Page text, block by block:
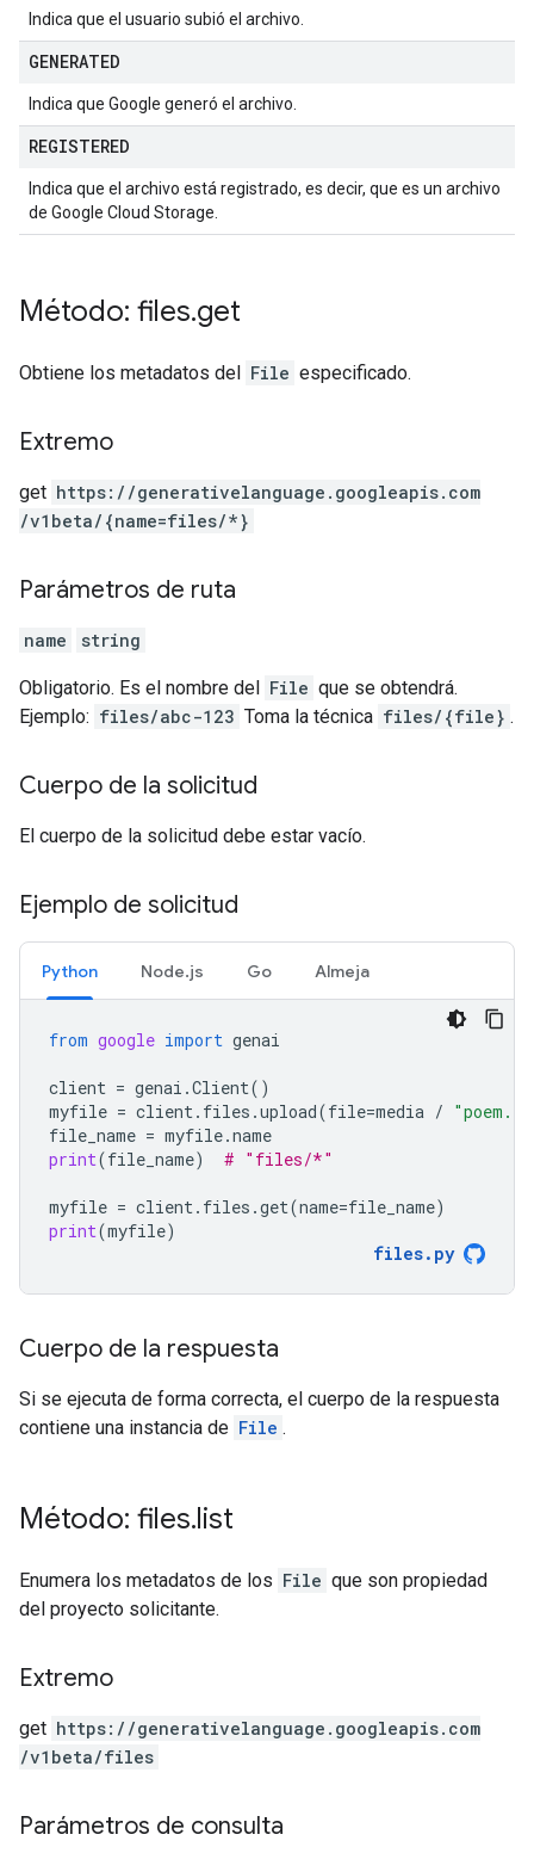
Indica que el usuario subió el archivo.
GENERATED
Indica que Google generó el archivo.
REGISTERED
Indica que el archivo está registrado, es decir, que es un archivo
de Google Cloud Storage.
Método: files.get
Obtiene los metadatos del File especificado.
Extremo
get https: / /generativelanguage.googleapis.com
/v1beta/{name=files/*}
Parámetros de ruta
name string
Obligatorio. Es el nombre del File que se obtendrá.
Ejemplo: files/abc-123 Toma la técnica files/{file} .
Cuerpo de la solicitud
El cuerpo de la solicitud debe estar vacío.
Ejemplo de solicitud
Python Node.js Go Almeja
from google import genai
client = genai .Client()
myfile = client. files .upload(file=media /
file_name = myfile.name
print(file_name) # "files/*"
myfile = client. files .get(name=file_name)
print(myfile)
files. py
Cuerpo de la respuesta
Si se ejecuta de forma correcta, el cuerpo de la respuesta
contiene una instancia de File .
Método: files.list
Enumera los metadatos de los File que son propiedad
del proyecto solicitante.
Extremo
get https: / /generativelanguage.googleapis.com
/v1beta/files
Parámetros de consulta